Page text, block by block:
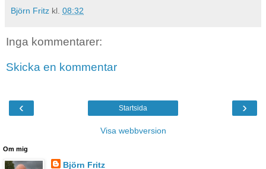
Björn Fritz kl. 08:32
Inga kommentarer:
Skicka en kommentar
‹ ›
Startsida
Visa webbversion
Om mig
Björn Fritz